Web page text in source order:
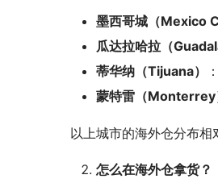
墨西哥城（Mexico
瓜达拉哈拉（
蒂华纳（Tijuana）
蒙特雷（Monterrey
以上城市的海外仓分布相
怎么在海外仓拿货？